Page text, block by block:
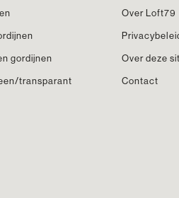
gordijnen
transparant
Over Loft79
Over deze
Contact